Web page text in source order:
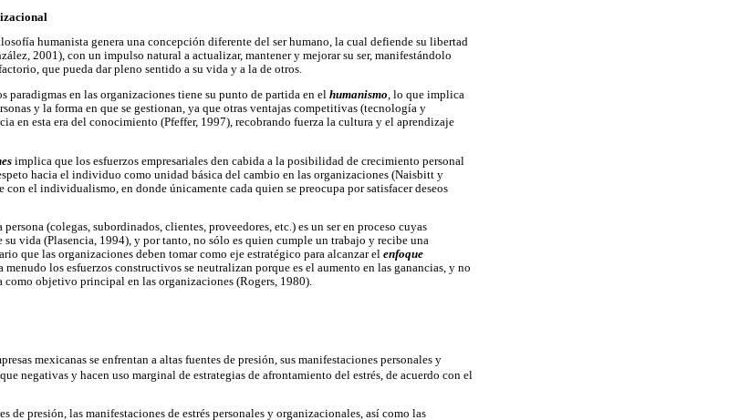
humanista genera una concepción diferente del ser humano, la cual defiende su libertad
2001), con un impulso natural a actualizar, mantener y mejorar su ser, manifestándolo
que pueda dar pleno sentido a su vida y a la de otros.
paradigmas en las organizaciones tiene su punto de partida en el humanismo, lo que implica
y la forma en que se gestionan, ya que otras ventajas competitivas (tecnología y
en esta era del conocimiento (Pfeffer, 1997), recobrando fuerza la cultura y el aprendizaje
implica que los esfuerzos empresariales den cabida a la posibilidad de crecimiento personal
hacia el individuo como unidad básica del cambio en las organizaciones (Naisbitt y
el individualismo, en donde únicamente cada quien se preocupa por satisfacer deseos
(colegas, subordinados, clientes, proveedores, etc.) es un ser en proceso cuyas
vida (Plasencia, 1994), y por tanto, no sólo es quien cumple un trabajo y recibe una
que las organizaciones deben tomar como eje estratégico para alcanzar el enfoque
menudo los esfuerzos constructivos se neutralizan porque es el aumento en las ganancias, y no
como objetivo principal en las organizaciones (Rogers, 1980).
mexicanas se enfrentan a altas fuentes de presión, sus manifestaciones personales y
negativas y hacen uso marginal de estrategias de afrontamiento del estrés, de acuerdo con el
de presión, las manifestaciones de estrés personales y organizacionales, así como las